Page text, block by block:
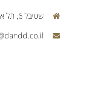
שטיבל 6, תל אביב